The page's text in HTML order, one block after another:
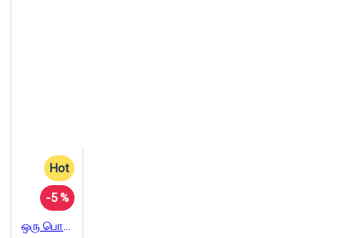
Hot
-5 %
ஒரு பொருளாதார அடியாளின் ஒப்புதல் வாக்குமூலம்